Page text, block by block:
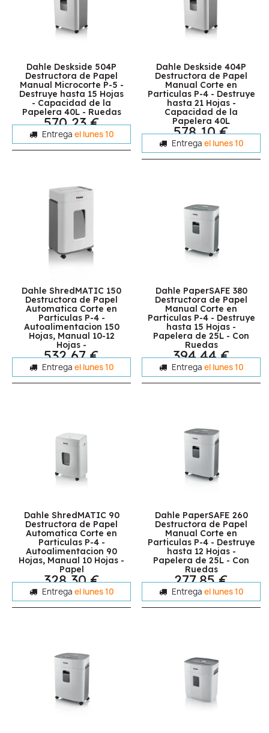
Dahle Deskside 504P
Destructora de Papel
Manual Microcorte P-5 -
Destruye hasta 15 Hojas
- Capacidad de la
Papelera 40L - Ruedas
570,23 €
Entrega el lunes 10
Dahle Deskside 404P
Destructora de Papel
Manual Corte en
Particulas P-4 - Destruye
hasta 21 Hojas -
Capacidad de la
Papelera 40L
578,10 €
Entrega el lunes 10
Dahle ShredMATIC 150
Destructora de Papel
Automatica Corte en
Particulas P-4 -
Autoalimentacion 150
Hojas, Manual 10-12
Hojas -
532,67 €
Entrega el lunes 10
Dahle PaperSAFE 380
Destructora de Papel
Manual Corte en
Particulas P-4 - Destruye
hasta 15 Hojas -
Papelera de 25L - Con
Ruedas
394,44 €
Entrega el lunes 10
Dahle ShredMATIC 90
Destructora de Papel
Automatica Corte en
Particulas P-4 -
Autoalimentacion 90
Hojas, Manual 10 Hojas -
Papel
328,30 €
Entrega el lunes 10
Dahle PaperSAFE 260
Destructora de Papel
Manual Corte en
Particulas P-4 - Destruye
hasta 12 Hojas -
Papelera de 25L - Con
Ruedas
277,85 €
Entrega el lunes 10